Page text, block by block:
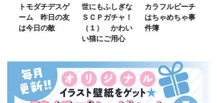
トモダチデスゲ
ーム 昨日の友
は今日の敵
世にもふしぎな
ＳＣＰガチャ！
（１） かわい
い猫にご用心
カラフルピーチ
はちゃめちゃ事
件簿